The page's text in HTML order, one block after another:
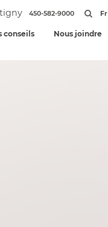
450-582-9000 Fr
conseils Nous joindre